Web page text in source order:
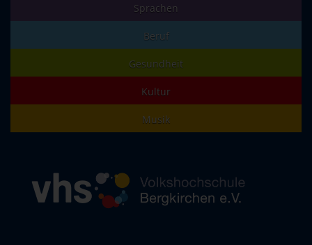
Sprachen
Beruf
Gesundheit
Kultur
Musik